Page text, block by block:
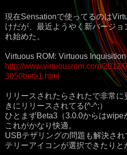
現在Sensationで使ってるのは
けだが、最近ようやく新バージ
れ始めた。
Virtuous ROM: Virtuous
http://www.virtuousrom.com/
3050beta1.html
リリースされたらされたで非常
きにリリースされてる(^-^;）
ひとまずBeta3（3.0.0からはwipe
これがかなり快適。
USBテザリングの問題も解決さ
テリーアイコンが選択できたりと